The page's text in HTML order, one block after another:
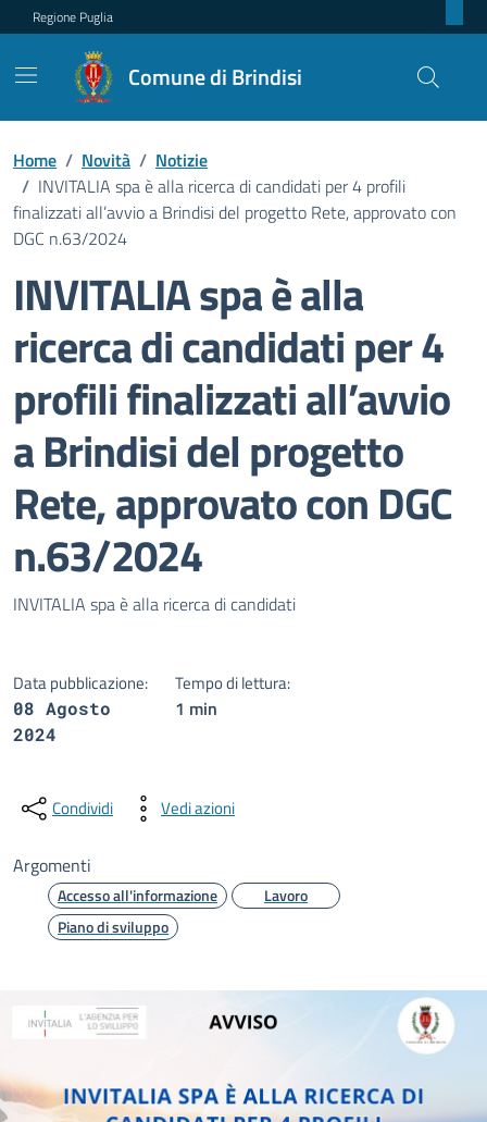
Regione Puglia
Comune di Brindisi
Home / Novità / Notizie
/ INVITALIA spa è alla ricerca di candidati per 4 profili
finalizzati all’avvio a Brindisi del progetto Rete, approvato con
DGC n.63/2024
INVITALIA spa è alla
ricerca di candidati per 4
profili finalizzati all’avvio
a Brindisi del progetto
Rete, approvato con DGC
n.63/2024
Dettagli della notizia
INVITALIA spa è alla ricerca di candidati
Data pubblicazione:
08 Agosto
2024
Tempo di lettura:
1 min
Condividi Vedi azioni
Argomenti
Accesso all'informazione
Lavoro
Piano di sviluppo